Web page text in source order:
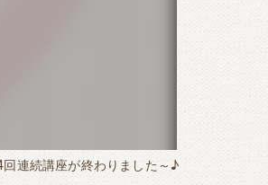
回連続講座が終わりました～♪